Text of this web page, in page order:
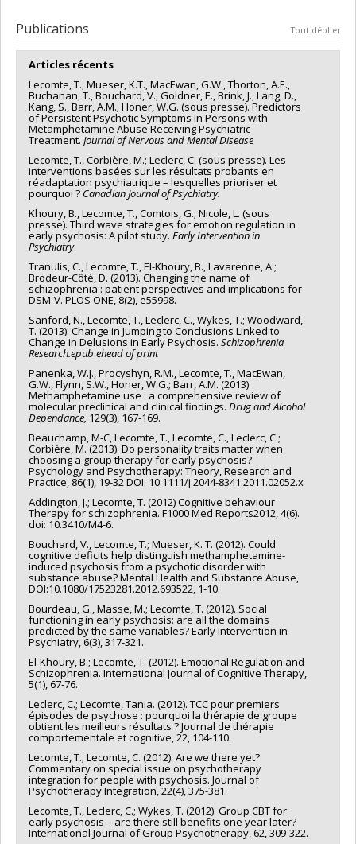
Publications Tout déplier
Articles récents
Lecomte, T., Mueser, K.T., MacEwan, G.W., Thorton, A.E.,
Buchanan, T., Bouchard, V., Goldner, E., Brink, J., Lang, D.,
Kang, S., Barr, A.M.; Honer, W.G. (sous presse). Predictors
of Persistent Psychotic Symptoms in Persons with
Metamphetamine Abuse Receiving Psychiatric
Treatment. Journal of Nervous and Mental Disease
Lecomte, T., Corbière, M.; Leclerc, C. (sous presse). Les
interventions basées sur les résultats probants en
réadaptation psychiatrique – lesquelles prioriser et
pourquoi ? Canadian Journal of Psychiatry.
Khoury, B., Lecomte, T., Comtois, G.; Nicole, L. (sous
presse). Third wave strategies for emotion regulation in
early psychosis: A pilot study. Early Intervention in
Psychiatry.
Tranulis, C., Lecomte, T., El-Khoury, B., Lavarenne, A.;
Brodeur-Côté, D. (2013). Changing the name of
schizophrenia : patient perspectives and implications for
DSM-V. PLOS ONE, 8(2), e55998.
Sanford, N., Lecomte, T., Leclerc, C., Wykes, T.; Woodward,
T. (2013). Change in Jumping to Conclusions Linked to
Change in Delusions in Early Psychosis. Schizophrenia
Research.epub ehead of print
Panenka, W.J., Procyshyn, R.M., Lecomte, T., MacEwan,
G.W., Flynn, S.W., Honer, W.G.; Barr, A.M. (2013).
Methamphetamine use : a comprehensive review of
molecular preclinical and clinical findings. Drug and Alcohol
Dependance, 129(3), 167-169.
Beauchamp, M-C, Lecomte, T., Lecomte, C., Leclerc, C.;
Corbière, M. (2013). Do personality traits matter when
choosing a group therapy for early psychosis?
Psychology and Psychotherapy: Theory, Research and
Practice, 86(1), 19-32 DOI: 10.1111/j.2044-8341.2011.02052.x
Addington, J.; Lecomte, T. (2012) Cognitive behaviour
Therapy for schizophrenia. F1000 Med Reports2012, 4(6).
doi: 10.3410/M4-6.
Bouchard, V., Lecomte, T.; Mueser, K. T. (2012). Could
cognitive deficits help distinguish methamphetamine-
induced psychosis from a psychotic disorder with
substance abuse? Mental Health and Substance Abuse,
DOI:10.1080/17523281.2012.693522, 1-10.
Bourdeau, G., Masse, M.; Lecomte, T. (2012). Social
functioning in early psychosis: are all the domains
predicted by the same variables? Early Intervention in
Psychiatry, 6(3), 317-321.
El-Khoury, B.; Lecomte, T. (2012). Emotional Regulation and
Schizophrenia. International Journal of Cognitive Therapy,
5(1), 67-76.
Leclerc, C.; Lecomte, Tania. (2012). TCC pour premiers
épisodes de psychose : pourquoi la thérapie de groupe
obtient les meilleurs résultats ? Journal de thérapie
comportementale et cognitive, 22, 104-110.
Lecomte, T.; Lecomte, C. (2012). Are we there yet?
Commentary on special issue on psychotherapy
integration for people with psychosis. Journal of
Psychotherapy Integration, 22(4), 375-381.
Lecomte, T., Leclerc, C.; Wykes, T. (2012). Group CBT for
early psychosis – are there still benefits one year later?
International Journal of Group Psychotherapy, 62, 309-322.